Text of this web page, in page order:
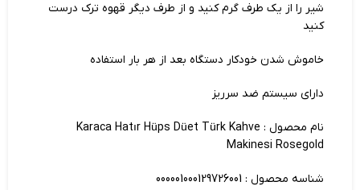
شیر را از یک طرف گرم کنید و از طرف دیگر قهوه ترک درست
کنید
خاموش شدن خودکار دستگاه بعد از هر بار استفاده
دارای سیستم ضد سرریز
نام محصول : Karaca Hatır Hüps Düet Türk Kahve
Makinesi Rosegold
شناسه محصول : 000001000129726001